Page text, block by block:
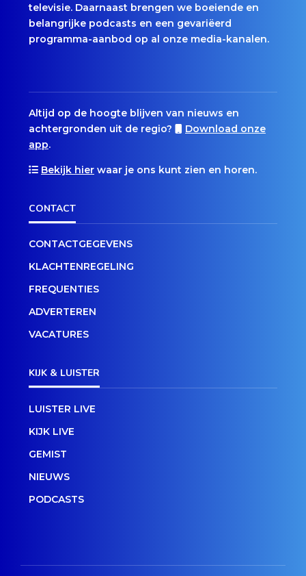
televisie. Daarnaast brengen we boeiende en
belangrijke podcasts en een gevariëerd
programma-aanbod op al onze media-kanalen.
Altijd op de hoogte blijven van nieuws en
achtergronden uit de regio?
Download onze
app.
Bekijk hier waar je ons kunt zien en horen.
CONTACT
CONTACTGEGEVENS
KLACHTENREGELING
FREQUENTIES
ADVERTEREN
VACATURES
KIJK & LUISTER
LUISTER LIVE
KIJK LIVE
GEMIST
NIEUWS
PODCASTS